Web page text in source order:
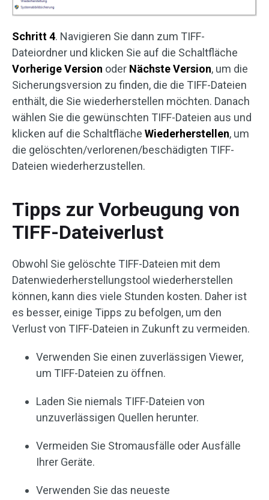
Schritt 4. Navigieren Sie dann zum TIFF-
Dateiordner und klicken Sie auf die Schaltfläche
Vorherige Version oder Nächste Version, um die
Sicherungsversion zu finden, die die TIFF-Dateien
enthält, die Sie wiederherstellen möchten. Danach
wählen Sie die gewünschten TIFF-Dateien aus und
klicken auf die Schaltfläche Wiederherstellen, um
die gelöschten/verlorenen/beschädigten TIFF-
Dateien wiederherzustellen.
Tipps zur Vorbeugung von
TIFF-Dateiverlust
Obwohl Sie gelöschte TIFF-Dateien mit dem
Datenwiederherstellungstool wiederherstellen
können, kann dies viele Stunden kosten. Daher ist
es besser, einige Tipps zu befolgen, um den
Verlust von TIFF-Dateien in Zukunft zu vermeiden.
Verwenden Sie einen zuverlässigen Viewer,
um TIFF-Dateien zu öffnen.
Laden Sie niemals TIFF-Dateien von
unzuverlässigen Quellen herunter.
Vermeiden Sie Stromausfälle oder Ausfälle
Ihrer Geräte.
Verwenden Sie das neueste